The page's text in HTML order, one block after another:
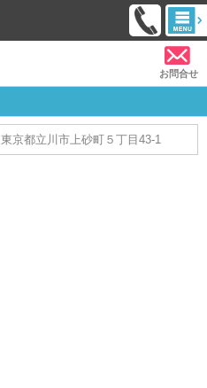
お問合せ
東京都立川市上砂町５丁目43-1